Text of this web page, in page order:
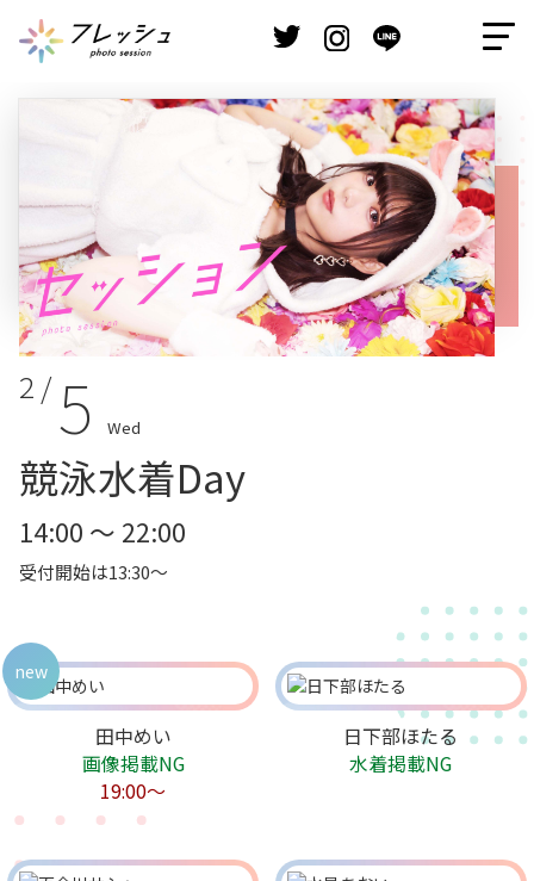
2 /5 Wed
競泳水着Day
14:00 ～ 22:00
受付開始は13:30～
田中めい
画像掲載NG
19:00～
new
日下部ほたる
水着掲載NG